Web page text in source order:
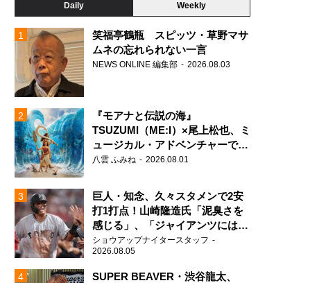
Daily Weekly
笑福亭鶴瓶 スピッツ・草野マサ
ムネの忘れられない一言
NEWS ONLINE 編集部 2026.08.03
『モアナと伝説の海』
TSUZUMI（ME:I）×尾上松也、ミ
ュージカル・アドベンチャーで美
声を響かせる
八雲 ふみね 2026.08.01
巨人・知念、久々スタメンで2安
打1打点！山崎隆造氏「泥臭さを
感じる」、「ジャイアンツには少
ないタイプ」
ショウアップナイタースタッフ
2026.08.05
SUPER BEAVER・渋谷龍太、